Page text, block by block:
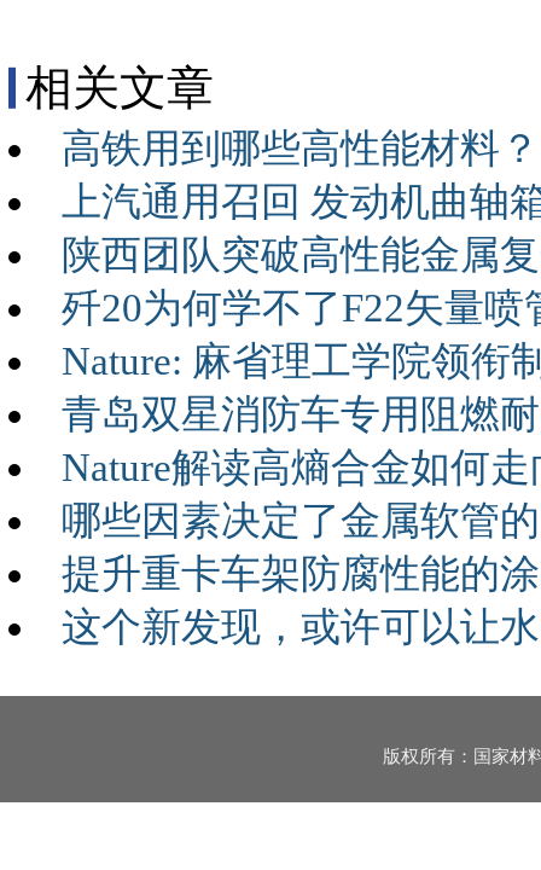
相关文章
高铁用到哪些高性能材料？
上汽通用召回 发动机曲轴
陕西团队突破高性能金属
歼20为何学不了F22矢量
Nature: 麻省理工学院领衔
青岛双星消防车专用阻燃
Nature解读高熵合金如何
哪些因素决定了金属软管
提升重卡车架防腐性能的
这个新发现，或许可以让
版权所有：国家材